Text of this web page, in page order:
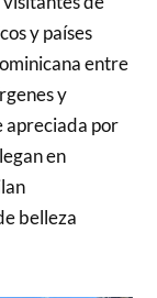
y países
entre
y
apreciada por
en
belleza